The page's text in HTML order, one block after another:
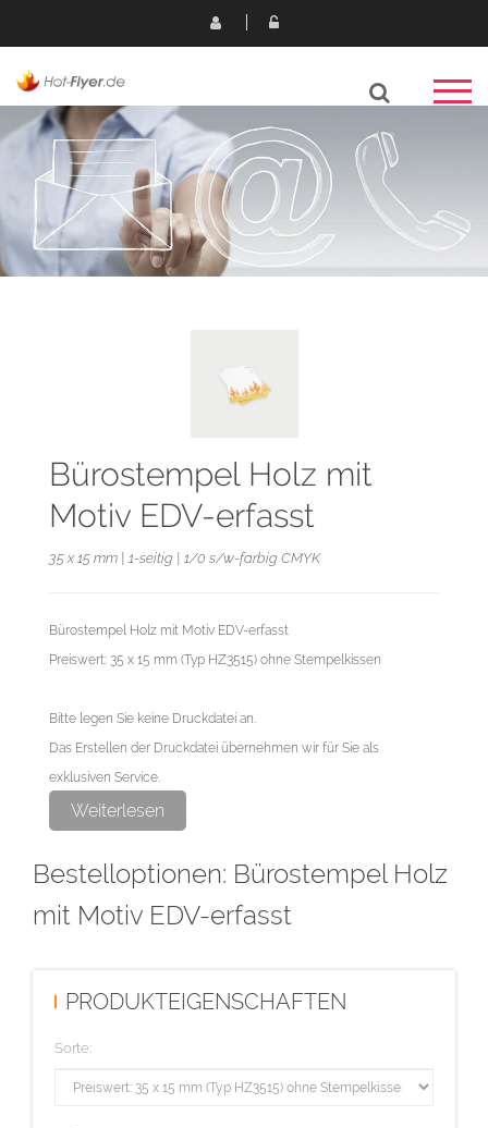
Bürostempel Holz mit
Motiv EDV-erfasst
35 x 15 mm | 1-seitig | 1/0 s/w-farbig CMYK
Bürostempel Holz mit Motiv EDV-erfasst
Preiswert: 35 x 15 mm (Typ HZ3515) ohne Stempelkissen
Bitte legen Sie keine Druckdatei an.
Das Erstellen der Druckdatei übernehmen wir für Sie als
exklusiven Service.
Weiterlesen
Bestelloptionen: Bürostempel Holz
mit Motiv EDV-erfasst
PRODUKTEIGENSCHAFTEN
Sorte: